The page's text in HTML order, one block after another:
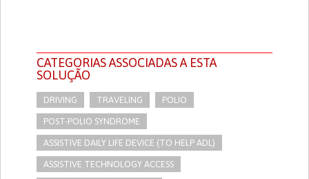
CATEGORIAS ASSOCIADAS A ESTA
SOLUÇÃO
DRIVING TRAVELING POLIO
POST-POLIO SYNDROME
ASSISTIVE DAILY LIFE DEVICE (TO HELP ADL)
ASSISTIVE TECHNOLOGY ACCESS